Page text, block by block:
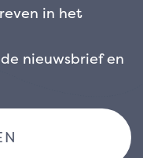
Met
gemakkelijke
is Phormium
is een
wil toevoegen
plant die het
in het
nieuwsbrief en